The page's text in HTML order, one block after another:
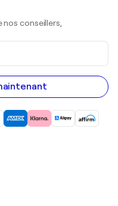
conseillers,